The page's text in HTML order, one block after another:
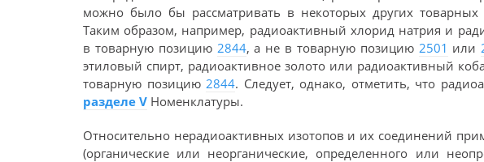
можно было бы рассматривать в некоторых других
Таким образом, например, радиоактивный хлорид натрия и
в товарную позицию 2844, а не в товарную позицию 2501 или
этиловый спирт, радиоактивное золото или радиоактивный
товарную позицию 2844. Следует, однако, отметить, что
разделе V Номенклатуры.
Относительно нерадиоактивных изотопов и их соединений
(органические или неорганические, определенного или